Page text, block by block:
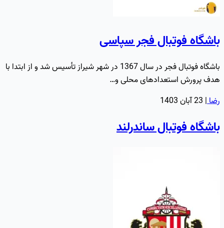
باشگاه فوتبال فجر سپاسی
باشگاه فوتبال فجر در سال 1367 در شهر شیراز تأسیس شد و از ابتدا با
هدف پرورش استعدادهای محلی و…
رضا| 23 آبان 1403
باشگاه فوتبال ساندرلند